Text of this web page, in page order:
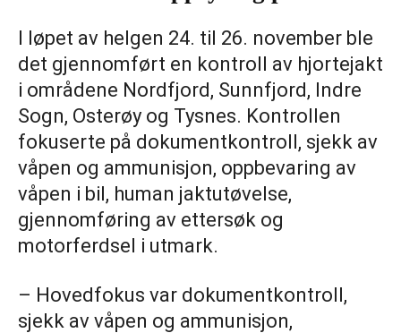
I løpet av helgen 24. til 26. november ble
det gjennomført en kontroll av hjortejakt
i områdene Nordfjord, Sunnfjord, Indre
Sogn, Osterøy og Tysnes. Kontrollen
fokuserte på dokumentkontroll, sjekk av
våpen og ammunisjon, oppbevaring av
våpen i bil, human jaktutøvelse,
gjennomføring av ettersøk og
motorferdsel i utmark.
– Hovedfokus var dokumentkontroll,
sjekk av våpen og ammunisjon,